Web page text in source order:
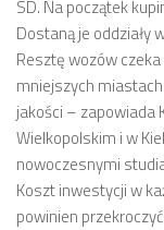
SD. Na początek
Dostaną je oddziały
Resztę wozów
mniejszych
jakości – zapowiada
Wielkopolskim i w
nowoczesnymi
Koszt inwestycji w
powinien